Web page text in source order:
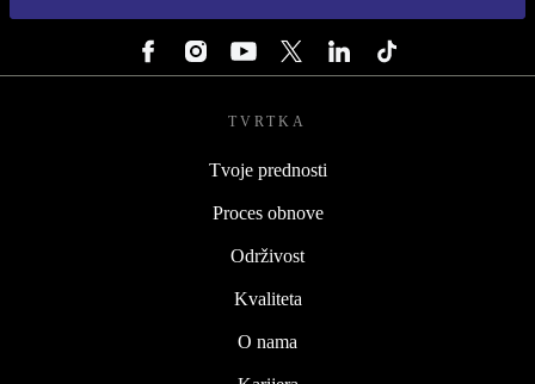
TVRTKA
Tvoje prednosti
Proces obnove
Održivost
Kvaliteta
O nama